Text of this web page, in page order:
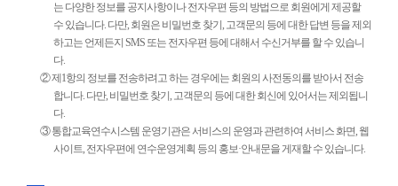
는 다양한 정보를 공지사항이나 전자우편 등의 방법으로 회원에게 제공할
수 있습니다. 다만, 회원은 비밀번호 찾기, 고객문의 등에 대한 답변 등을 제외
하고는 언제든지 SMS 또는 전자우편 등에 대해서 수신거부를 할 수 있습니
다.
② 제1항의 정보를 전송하려고 하는 경우에는 회원의 사전동의를 받아서 전송
합니다. 다만, 비밀번호 찾기, 고객문의 등에 대한 회신에 있어서는 제외됩니
다.
③ 통합교육연수시스템 운영기관은 서비스의 운영과 관련하여 서비스 화면, 웹
사이트, 전자우편에 연수운영계획 등의 홍보·안내문을 게재할 수 있습니다.